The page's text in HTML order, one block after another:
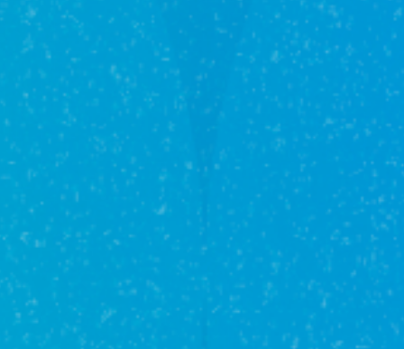
Каталог ЖК Вторичка
Загородная Коммерческая
Комнаты Гаражи / Парковки